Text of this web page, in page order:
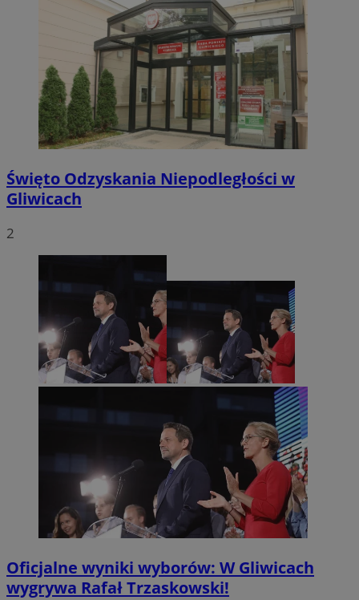
Święto Odzyskania Niepodległości w
Gliwicach
2
Oficjalne wyniki wyborów: W Gliwicach
wygrywa Rafał Trzaskowski!